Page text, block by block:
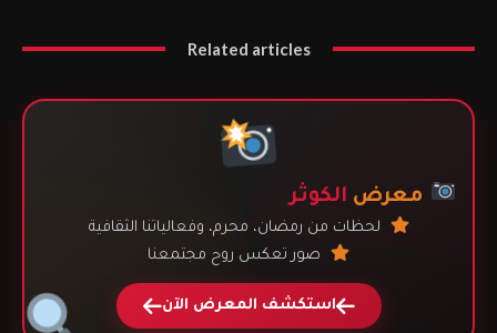
Related articles
معرض الكوثر
لحظات من رمضان، محرم، وفعالياتنا الثقافية
صور تعكس روح مجتمعنا
استكشف المعرض الآن